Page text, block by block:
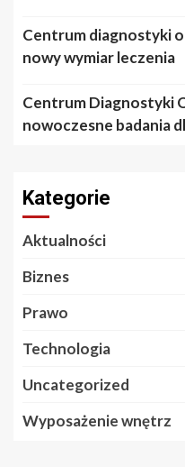
Centrum diagnostyki
nowy wymiar leczenia
Centrum Diagnostyki
nowoczesne badania
Kategorie
Aktualności
Biznes
Prawo
Technologia
Uncategorized
Wyposażenie wnętrz